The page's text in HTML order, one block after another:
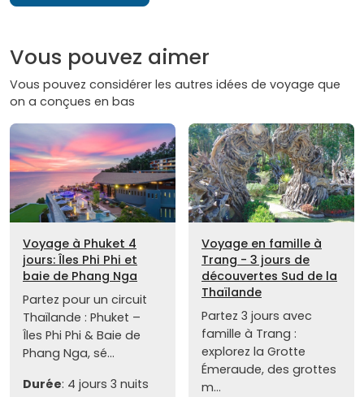
Vous pouvez aimer
Vous pouvez considérer les autres idées de voyage que
on a conçues en bas
Voyage à Phuket 4
jours: Îles Phi Phi et
baie de Phang Nga
Partez pour un circuit
Thaïlande : Phuket –
Îles Phi Phi & Baie de
Phang Nga, sé...
Durée: 4 jours 3 nuits
Voyage en famille à
Trang - 3 jours de
découvertes Sud de la
Thaïlande
Partez 3 jours avec
famille à Trang :
explorez la Grotte
Émeraude, des grottes
m...